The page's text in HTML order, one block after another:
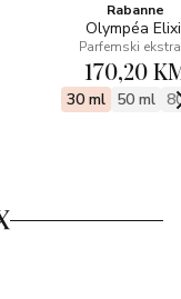
Rabanne
Olympéa
Parfemski
170,20
30 ml 50 ml